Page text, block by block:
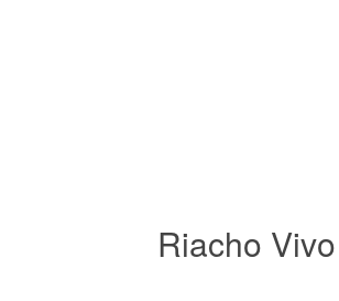
Riacho Vivo